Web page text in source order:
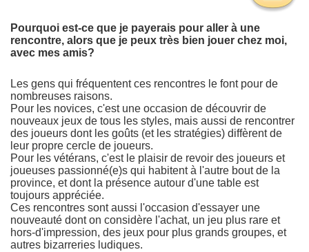
Pourquoi est-ce que je payerais pour aller à une
rencontre, alors que je peux très bien jouer chez moi,
avec mes amis?
Les gens qui fréquentent ces rencontres le font pour de
nombreuses raisons.
Pour les novices, c'est une occasion de découvrir de
nouveaux jeux de tous les styles, mais aussi de rencontrer
des joueurs dont les goûts (et les stratégies) diffèrent de
leur propre cercle de joueurs.
Pour les vétérans, c'est le plaisir de revoir des joueurs et
joueuses passionné(e)s qui habitent à l'autre bout de la
province, et dont la présence autour d'une table est
toujours appréciée.
Ces rencontres sont aussi l'occasion d'essayer une
nouveauté dont on considère l'achat, un jeu plus rare et
hors-d'impression, des jeux pour plus grands groupes, et
autres bizarreries ludiques.